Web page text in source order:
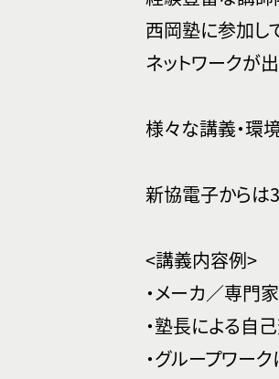
西岡塾に参加し
ネットワークが
様々な講義・環
新協電子からは
<講義内容例>
・メーカ／専門
・塾長による自
・グループワー